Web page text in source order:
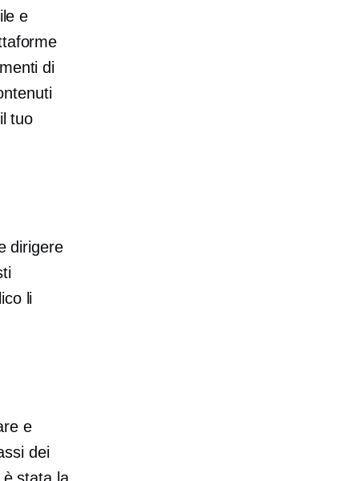
e
di
tuo
dirigere
li
e
dei